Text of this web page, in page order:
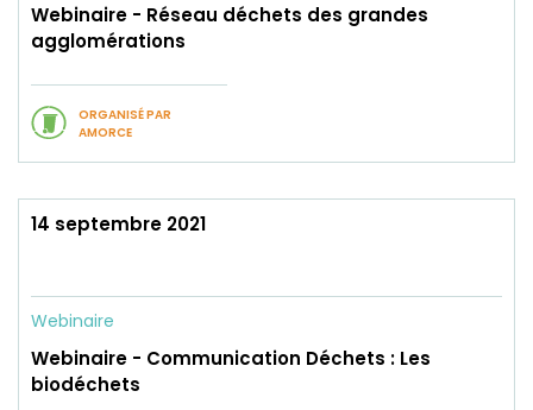
Webinaire - Réseau déchets des grandes
agglomérations
ORGANISÉ PAR
AMORCE
14 septembre 2021
Webinaire
Webinaire - Communication Déchets : Les
biodéchets